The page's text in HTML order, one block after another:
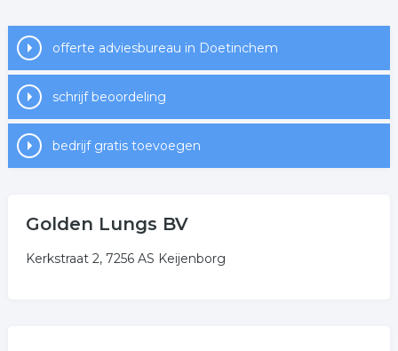
offerte adviesbureau in Doetinchem
schrijf beoordeling
bedrijf gratis toevoegen
Golden Lungs BV
Kerkstraat 2, 7256 AS Keijenborg